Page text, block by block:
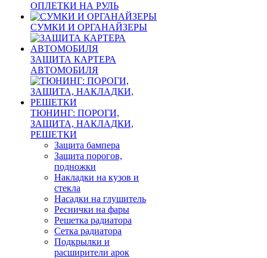
ОПЛЕТКИ НА РУЛЬ
СУМКИ И ОРГАНАЙЗЕРЫ
ЗАЩИТА КАРТЕРА
АВТОМОБИЛЯ
ТЮНИНГ: ПОРОГИ,
ЗАЩИТА, НАКЛАДКИ,
РЕШЕТКИ
Защита бампера
Защита порогов,
подножки
Накладки на кузов и
стекла
Насадки на глушитель
Реснички на фары
Решетка радиатора
Сетка радиатора
Подкрылки и
расширители арок